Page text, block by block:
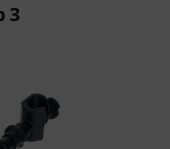
3
21 évaluations clients